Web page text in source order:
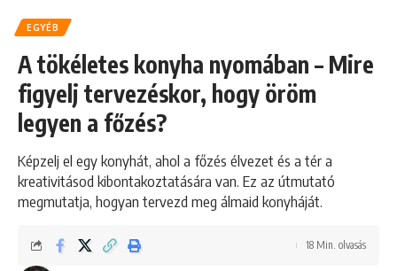
EGYÉB
A tökéletes konyha nyomában – Mire
figyelj tervezéskor, hogy öröm
legyen a főzés?
Képzelj el egy konyhát, ahol a főzés élvezet és a tér a
kreativitásod kibontakoztatására van. Ez az útmutató
megmutatja, hogyan tervezd meg álmaid konyháját.
18 Min. olvasás